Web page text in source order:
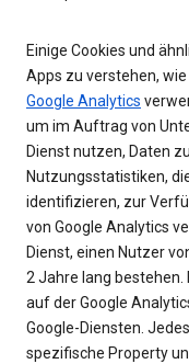
Einige Cookies und
Apps zu verstehen,
Google Analytics
um im Auftrag von
Dienst nutzen, Daten
Nutzungsstatistiken,
identifizieren, zur
von Google Analytics
Dienst, einen Nutzer
2 Jahre lang bestehen.
auf der Google
Google-Diensten.
spezifische Property